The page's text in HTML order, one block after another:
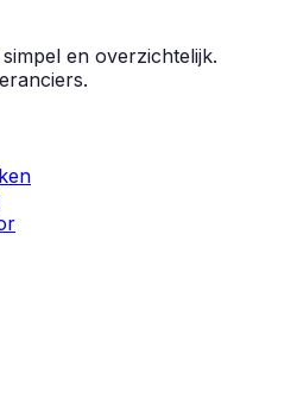
en overzichtelijk.